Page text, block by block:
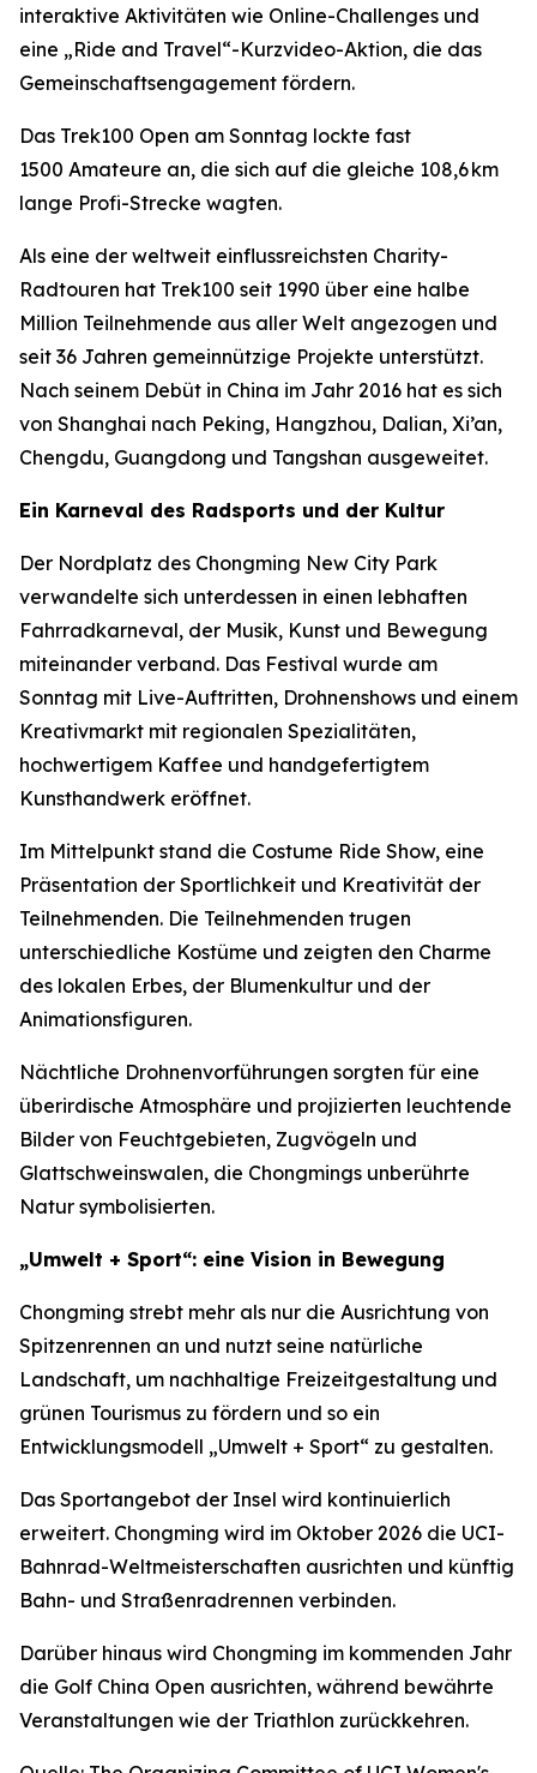
interaktive Aktivitäten wie Online-Challenges und
eine „Ride and Travel“-Kurzvideo-Aktion, die das
Gemeinschaftsengagement fördern.
Das Trek100 Open am Sonntag lockte fast
1500 Amateure an, die sich auf die gleiche 108,6 km
lange Profi-Strecke wagten.
Als eine der weltweit einflussreichsten Charity-
Radtouren hat Trek100 seit 1990 über eine halbe
Million Teilnehmende aus aller Welt angezogen und
seit 36 Jahren gemeinnützige Projekte unterstützt.
Nach seinem Debüt in China im Jahr 2016 hat es sich
von Shanghai nach Peking, Hangzhou, Dalian, Xi’an,
Chengdu, Guangdong und Tangshan ausgeweitet.
Ein Karneval des Radsports und der Kultur
Der Nordplatz des Chongming New City Park
verwandelte sich unterdessen in einen lebhaften
Fahrradkarneval, der Musik, Kunst und Bewegung
miteinander verband. Das Festival wurde am
Sonntag mit Live-Auftritten, Drohnenshows und einem
Kreativmarkt mit regionalen Spezialitäten,
hochwertigem Kaffee und handgefertigtem
Kunsthandwerk eröffnet.
Im Mittelpunkt stand die Costume Ride Show, eine
Präsentation der Sportlichkeit und Kreativität der
Teilnehmenden. Die Teilnehmenden trugen
unterschiedliche Kostüme und zeigten den Charme
des lokalen Erbes, der Blumenkultur und der
Animationsfiguren.
Nächtliche Drohnenvorführungen sorgten für eine
überirdische Atmosphäre und projizierten leuchtende
Bilder von Feuchtgebieten, Zugvögeln und
Glattschweinswalen, die Chongmings unberührte
Natur symbolisierten.
„Umwelt + Sport“: eine Vision in Bewegung
Chongming strebt mehr als nur die Ausrichtung von
Spitzenrennen an und nutzt seine natürliche
Landschaft, um nachhaltige Freizeitgestaltung und
grünen Tourismus zu fördern und so ein
Entwicklungsmodell „Umwelt + Sport“ zu gestalten.
Das Sportangebot der Insel wird kontinuierlich
erweitert. Chongming wird im Oktober 2026 die UCI-
Bahnrad-Weltmeisterschaften ausrichten und künftig
Bahn- und Straßenradrennen verbinden.
Darüber hinaus wird Chongming im kommenden Jahr
die Golf China Open ausrichten, während bewährte
Veranstaltungen wie der Triathlon zurückkehren.